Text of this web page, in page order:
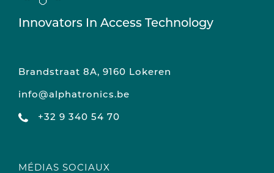
Innovators In Access Technology
Brandstraat 8A, 9160 Lokeren
info@alphatronics.be
+32 9 340 54 70
MÉDIAS SOCIAUX